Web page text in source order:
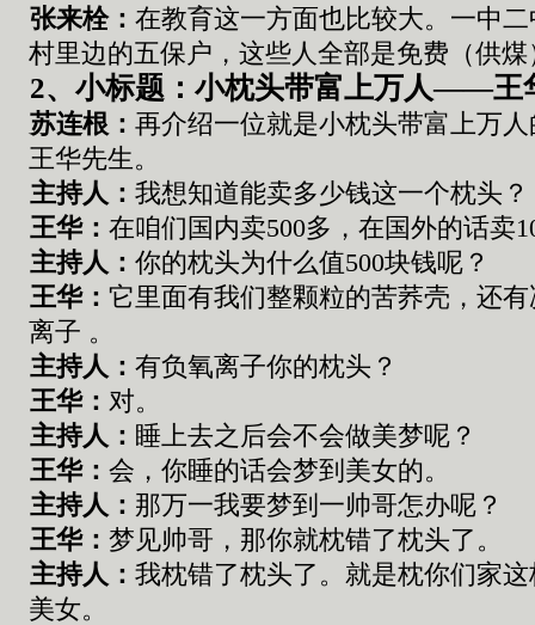
张来栓： 在教育这一方面也比较大。 一中
村里边的五保 户 ，这些人全部是免费 （供
2、小标题：小枕头带富上万人——王
苏连根 ： 再介绍一位就是小枕头带富上万
王华先生。
主持人： 我想知道能卖多少钱这一个枕头 ？
王华： 在咱们 国内卖500多 ， 在国外的话卖
主持人： 你的枕头为什么值500块钱呢？
王华： 它里面有我们整颗粒的苦荞壳， 还有
离子 。
主持人： 有负氧离子你的枕头 ？
王华： 对。
主持人： 睡上去之后会不会做美梦呢？
王华： 会 ， 你睡的话会梦到美女的。
主持人： 那万一我要梦到 一帅哥怎办呢？
王华： 梦见帅哥 ， 那你就枕错了枕头了 。
主持人： 我枕错了枕头了 。 就是枕你们家这
美女。